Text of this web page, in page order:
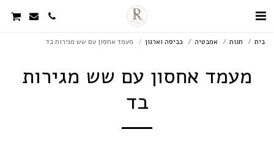
בית חנות אמבטיה כביסה וארגון מעמד אחסון עם שש מגירות בד
מעמד אחסון עם שש מגירות
בד